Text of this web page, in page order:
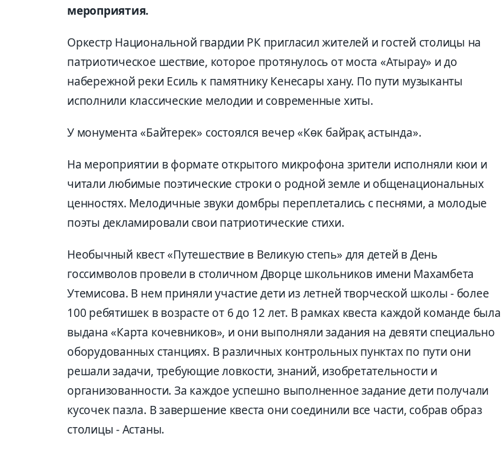
мероприятия.
Оркестр Национальной гвардии РК пригласил жителей и гостей столицы на
патриотическое шествие, которое протянулось от моста «Атырау» и до
набережной реки Есиль к памятнику Кенесары хану. По пути музыканты
исполнили классические мелодии и современные хиты.
У монумента «Байтерек» состоялся вечер «Көк байрақ астында».
На мероприятии в формате открытого микрофона зрители исполняли кюи и
читали любимые поэтические строки о родной земле и общенациональных
ценностях. Мелодичные звуки домбры переплетались с песнями, а молодые
поэты декламировали свои патриотические стихи.
Необычный квест «Путешествие в Великую степь» для детей в День
госсимволов провели в столичном Дворце школьников имени Махамбета
Утемисова. В нем приняли участие дети из летней творческой школы - более
100 ребятишек в возрасте от 6 до 12 лет. В рамках квеста каждой команде была
выдана «Карта кочевников», и они выполняли задания на девяти специально
оборудованных станциях. В различных контрольных пунктах по пути они
решали задачи, требующие ловкости, знаний, изобретательности и
организованности. За каждое успешно выполненное задание дети получали
кусочек пазла. В завершение квеста они соединили все части, собрав образ
столицы - Астаны.